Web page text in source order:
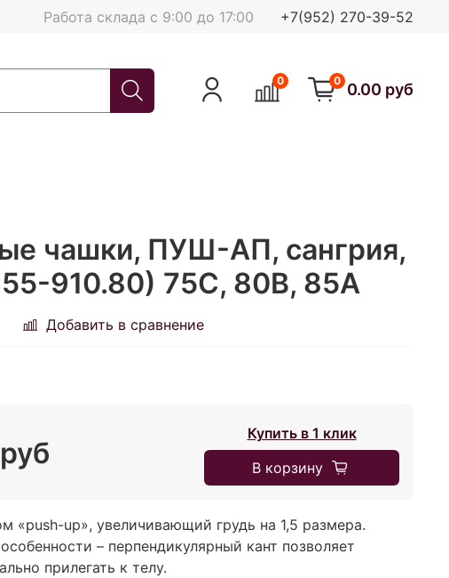
Работа склада с 9:00 до 17:00 +7(952) 270-39-52
0 0 0.00 руб
чашки, ПУШ-АП, сангрия,
910.80) 75С, 80В, 85А
Добавить в сравнение
Купить в 1 клик
В корзину
«рush-up», увеличивающий грудь на 1,5 размера.
– перпендикулярный кант позволяет
прилегать к телу.